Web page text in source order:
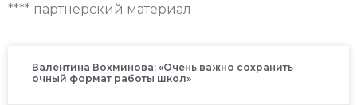
**** партнерский материал
Валентина Вохминова: «Очень важно сохранить
очный формат работы школ»